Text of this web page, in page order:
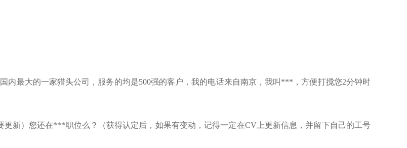
最大的一家猎头公司，服务的均是500强的客户，我的电话来自南京，我叫***，方便打搅您2分钟时
新）您还在***职位么？（获得认定后，如果有变动，记得一定在CV上更新信息，并留下自己的工号